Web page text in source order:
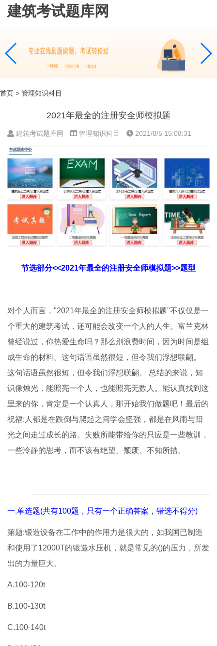
建筑考试题库网
首页 > 管理知识科目
2021年最全的注册安全师模拟题
建筑考试题库网 管理知识科目 2021/8/5 15:08:31
节选部分<<2021年最全的注册安全师模拟题>>题型
对个人而言，"2021年最全的注册安全师模拟题"不仅仅是一
个重大的建筑考试，还可能会改变一个人的人生。富兰克林
曾经说过，你热爱生命吗？那么别浪费时间，因为时间是组
成生命的材料。这句话语虽然很短，但令我们浮想联翩。
这句话语虽然很短，但令我们浮想联翩。 总结的来说，知
识像烛光，能照亮一个人，也能照亮无数人。能认真找到这
里来的你，肯定是一个认真人，那开始我们做题吧！最后的
祝福:人都是在跌倒与爬起之间学会坚强，都是在风雨与阳
光之间走过成长的路。失败所能带给你的只应是一些教训，
一些冷静的思考，而不该有绝望、颓废、不知所措。
一.单选题(共有100题，只有一个正确答案，错选不得分)
第题:锻造设备在工作中的作用力是很大的，如我国已制造
和使用了12000T的锻造水压机，就是常见的()的压力，所发
出的力量巨大。
A.100-120t
B.100-130t
C.100-140t